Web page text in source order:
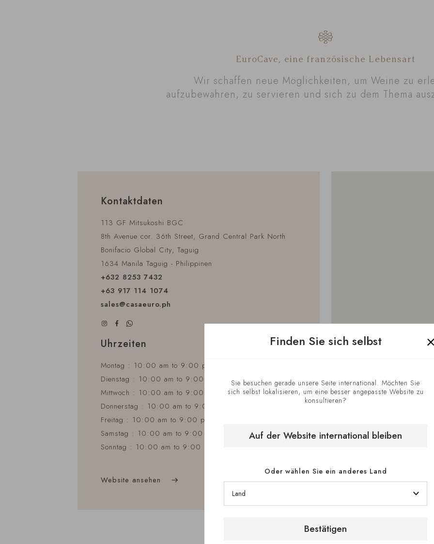
EuroCave, eine französische Lebensart
Wir schaffen neue Möglichkeiten, um Weine zu
aufzubewahren, zu servieren und sich zu dem Thema
Wegbeschreibung
Kontaktdaten
113 GF Mitsukoshi BGC
8th Avenue cor. 36th Street, Grand Central Park North
Bonifacio Global City, Taguig
1634 Manila Taguig - Philippinen
+632 8253 7432
+63 917 114 1074
sales@casaeuro.ph
Uhrzeiten
Montag : 10:00 am to 9:00 pm
Dienstag : 10:00 am to 9:00 pm
Mittwoch : 10:00 am to 9:00 pm
Donnerstag : 10:00 am to 9:00 pm
Freitag : 10:00 am to 9:00 pm
Samstag : 10:00 am to 9:00 pm
Sonntag : 10:00 am to 9:00 pm
Website ansehen
Finden Sie sich selbst
Sie besuchen gerade unsere Seite international. Möchten Sie
sich selbst lokalisieren, um eine besser angepasste Website zu
konsultieren?
Auf der Website international bleiben
Oder wählen Sie ein anderes Land
Bestätigen